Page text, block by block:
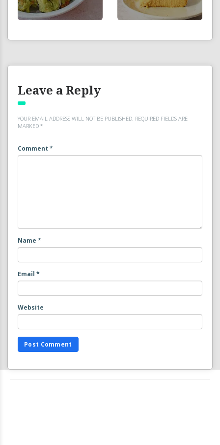
Leave a Reply
YOUR EMAIL ADDRESS WILL NOT BE PUBLISHED. REQUIRED FIELDS ARE
MARKED *
Comment *
Name *
Email *
Website